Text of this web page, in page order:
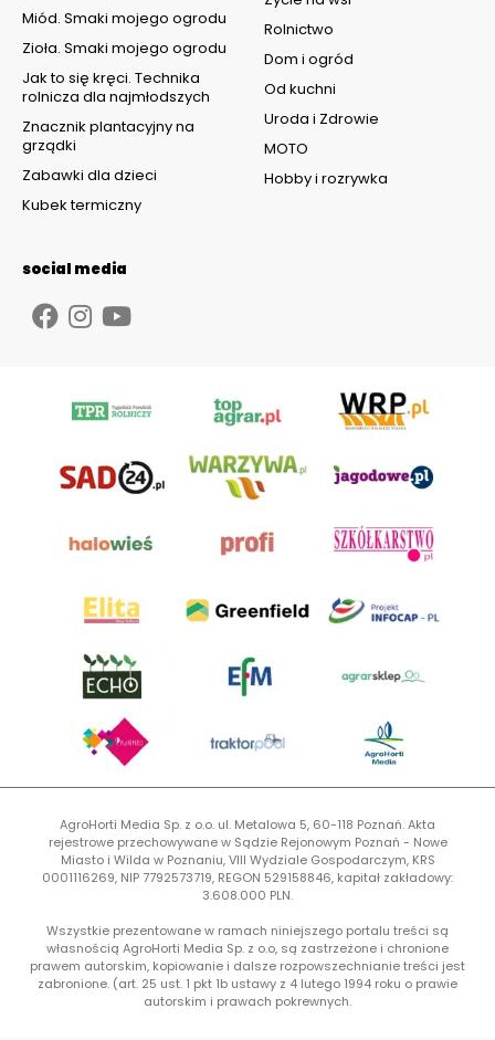
Rolnictwo
Dom i ogród
Od kuchni
Uroda i Zdrowie
MOTO
Hobby i rozrywka
Miód. Smaki mojego ogrodu
Zioła. Smaki mojego ogrodu
Jak to się kręci. Technika
rolnicza dla najmłodszych
Znacznik plantacyjny na
grządki
Zabawki dla dzieci
Kubek termiczny
social media
AgroHorti Media Sp. z o.o. ul. Metalowa 5, 60-118 Poznań. Akta
rejestrowe przechowywane w Sądzie Rejonowym Poznań - Nowe
Miasto i Wilda w Poznaniu, VIII Wydziale Gospodarczym, KRS
0001116269, NIP 7792573719, REGON 529158846, kapitał zakładowy:
3.608.000 PLN.
Wszystkie prezentowane w ramach niniejszego portalu treści są
własnością AgroHorti Media Sp. z o.o, są zastrzeżone i chronione
prawem autorskim, kopiowanie i dalsze rozpowszechnianie treści jest
zabronione. (art. 25 ust. 1 pkt 1b ustawy z 4 lutego 1994 roku o prawie
autorskim i prawach pokrewnych.